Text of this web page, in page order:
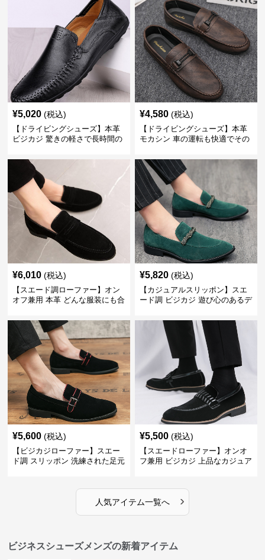
¥5,020 (税込)
【ドライビングシューズ】本革
ビジカジ 驚きの軽さで長時間の
¥4,580 (税込)
【ドライビングシューズ】本革
モカシン 車の運転も快適でその
¥6,010 (税込)
【スエード調ローファー】オン
オフ兼用 本革 どんな服装にも合
供
¥5,820 (税込)
【カジュアルスリッポン】スエ
ード調 ビジカジ 遊び心のあるデ
表現
¥5,600 (税込)
【ビジカジローファー】スエー
ド調 スリッポン 洗練された足元
¥5,500 (税込)
【スエードローファー】オンオ
フ兼用 ビジカジ 上品なカジュア
人気アイテム一覧へ ›
ビジネスシューズメンズの新着アイテム